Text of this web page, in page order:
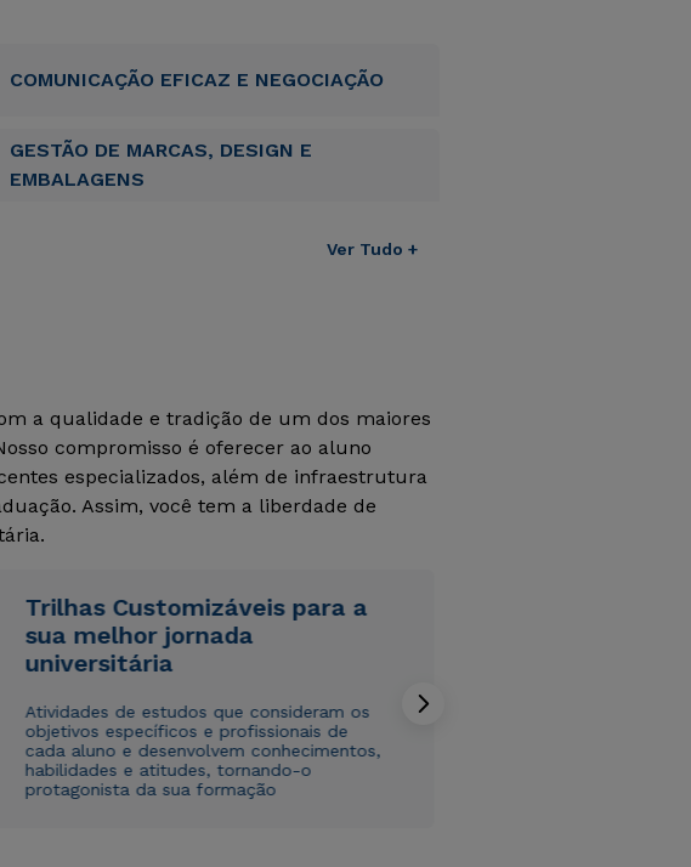
COMUNICAÇÃO EFICAZ E NEGOCIAÇÃO
GESTÃO DE MARCAS, DESIGN E
EMBALAGENS
Ver Tudo +
a qualidade e tradição de um dos maiores
compromisso é oferecer ao aluno
especializados, além de infraestrutura
Assim, você tem a liberdade de
Trilhas Customizáveis para a
sua melhor jornada
universitária
Atividades de estudos que consideram os
objetivos específicos e profissionais de
cada aluno e desenvolvem conhecimentos,
habilidades e atitudes, tornando-o
protagonista da sua formação
Rápido e fácil
WhatsApp
autorizo que meus dados sejam utilizados para o
envio de conteúdos da Cruzeiro do Sul.
Rápido e fácil
WhatsApp
autorizo que meus dados sejam utilizados para o
envio de conteúdos da Cruzeiro do Sul.